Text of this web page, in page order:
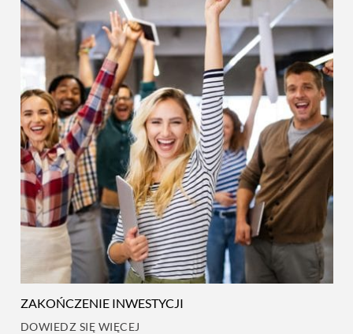
ZAKOŃCZENIE INWESTYCJI
DOWIEDZ SIĘ WIĘCEJ